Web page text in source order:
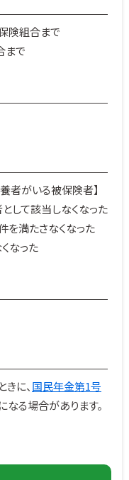
険組合まで
まで
者がいる被保険者】
して該当しなくなった
を満たさなくなった
なった
に、 国民年金第1号
なる場合があります。